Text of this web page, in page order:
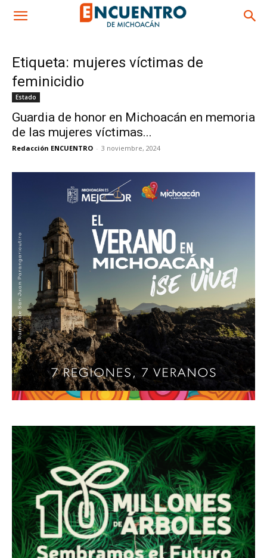
Etiqueta: mujeres víctimas de
feminicidio
Estado
Guardia de honor en Michoacán en memoria
de las mujeres víctimas...
Redacción ENCUENTRO - 3 noviembre, 2024